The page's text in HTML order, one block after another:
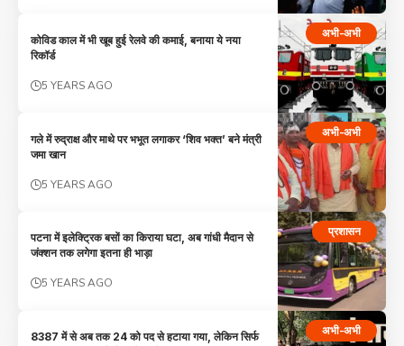
अभी-अभी
कोविड काल में भी खूब हुई रेलवे की कमाई, बनाया ये नया
रिकॉर्ड
5 YEARS AGO
अभी-अभी
गले में रुद्राक्ष और माथे पर भभूत लगाकर ‘शिव भक्त’ बने मंत्री
जमा खान
5 YEARS AGO
प्रशासन
पटना में इलेक्ट्रिक बसों का किराया घटा, अब गांधी मैदान से
जंक्शन तक लगेगा इतना ही भाड़ा
5 YEARS AGO
अभी-अभी
8387 में से अब तक 24 को पद से हटाया गया, लेकिन सिर्फ